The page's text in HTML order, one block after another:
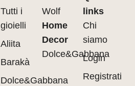
Tutti i
gioielli
Aliita
Barakà
Dolce&Gabbana
Wolf
Home
Decor
Dolce&Gabbana
links
Chi
siamo
Login
Registrati